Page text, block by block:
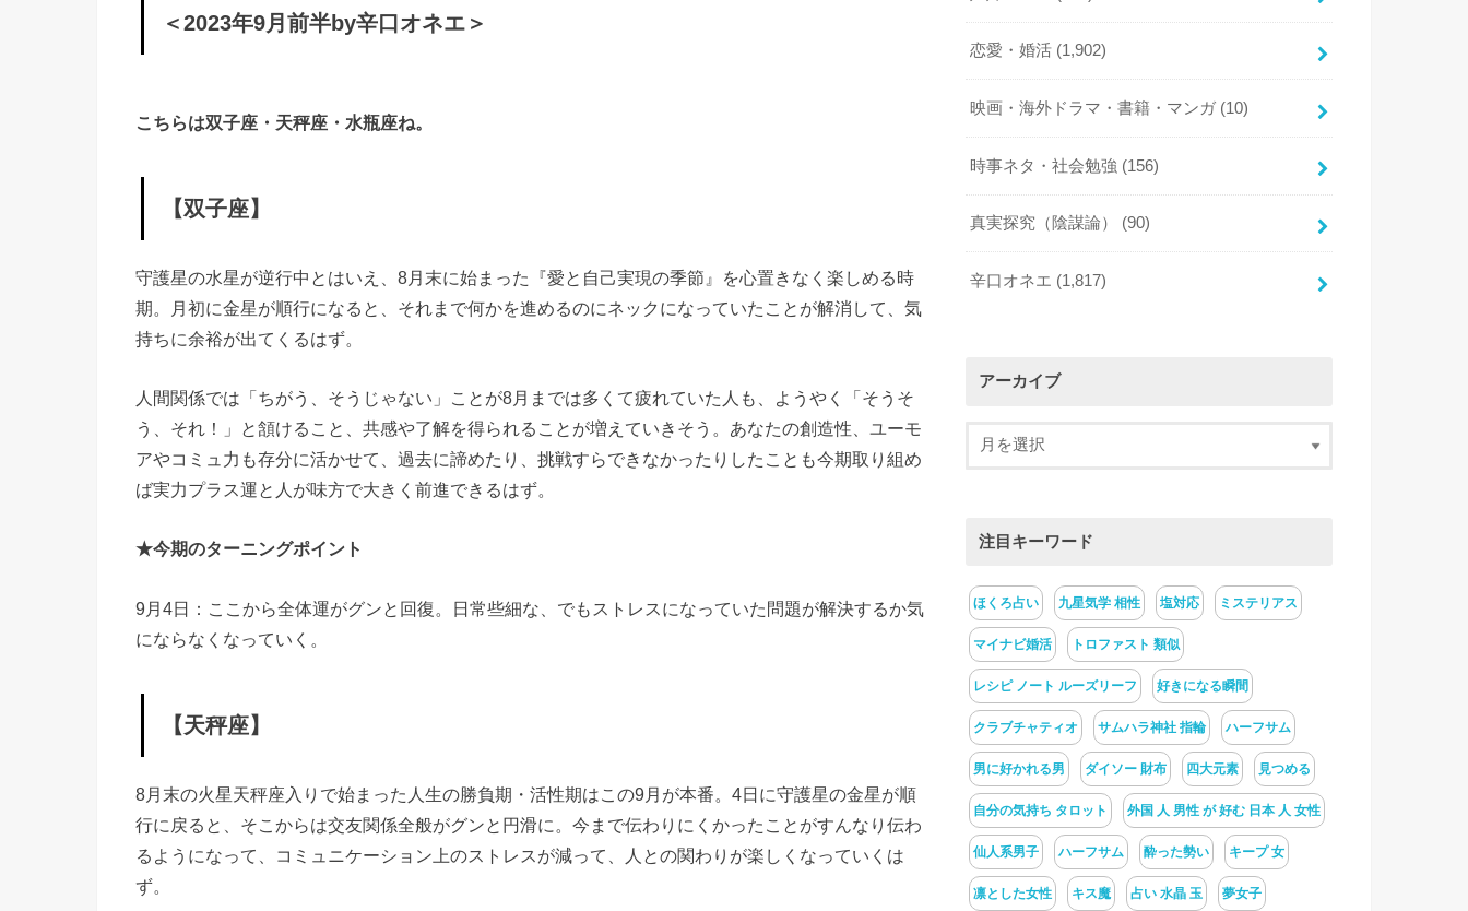
月前
オネ
»
子
座】
»
秤
座】
»
瓶
＜2023年9月前半by辛口オネエ＞
こちらは双子座・天秤座・水瓶座ね。
【双子座】
守護星の水星が逆行中とはいえ、8月末に始まった『愛と自己実現の季節』を心置きなく楽しめる時
期。月初に金星が順行になると、それまで何かを進めるのにネックになっていたことが解消して、気
持ちに余裕が出てくるはず。
人間関係では「ちがう、そうじゃない」ことが8月までは多くて疲れていた人も、ようやく「そうそ
う、それ！」と頷けること、共感や了解を得られることが増えていきそう。あなたの創造性、ユーモ
アやコミュ力も存分に活かせて、過去に諦めたり、挑戦すらできなかったりしたことも今期取り組め
ば実力プラス運と人が味方で大きく前進できるはず。
★今期のターニングポイント
9月4日：ここから全体運がグンと回復。日常些細な、でもストレスになっていた問題が解決するか気
にならなくなっていく。
【天秤座】
8月末の火星天秤座入りで始まった人生の勝負期・活性期はこの9月が本番。4日に守護星の金星が順
行に戻ると、そこからは交友関係全般がグンと円滑に。今まで伝わりにくかったことがすんなり伝わ
るようになって、コミュニケーション上のストレスが減って、人との関わりが楽しくなっていくは
ず。
恋愛・婚活 (1,902)
映画・海外ドラマ・書籍・マンガ (10)
時事ネタ・社会勉強 (156)
真実探究（陰謀論） (90)
辛口オネエ (1,817)
アーカイブ
注目キーワード
ほくろ占い 九星気学 相性 塩対応 ミステリアス
マイナビ婚活 トロファスト 類似
レシピ ノート ルーズリーフ 好きになる瞬間
クラブチャティオ サムハラ神社 指輪 ハーフサム
男に好かれる男 ダイソー 財布 四大元素 見つめる
自分の気持ち タロット 外国 人 男性 が 好む 日本 人 女性
仙人系男子 ハーフサム 酔った勢い キープ 女
凛とした女性 キス魔 占い 水晶 玉 夢女子